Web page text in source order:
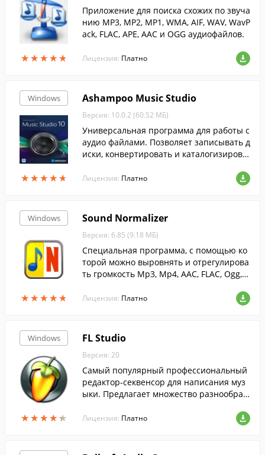
★★★★★
★★★★★
Приложение для поиска схожих по звуча
нию MP3, MP2, MP1, WMA, AIF, WAV, WavP
ack, FLAC, APE, AAC и OGG аудиофайлов.
Лицензия: Платно
Windows
★★★★★
★★★★★
Ashampoo Music Studio
Версия: 10.0.2 (60.52 МБ)
Универсальная программа для работы с
аудио файлами. Позволяет записывать д
иски, конвертировать и каталогизирова
Лицензия: Платно
Windows
★★★★★
★★★★★
Sound Normalizer
Версия: 6.85 (9.18 МБ)
Специальная программа, с помощью ко
торой можно выровнять и отрегулирова
ть громкость Mp3, Mp4, AAC, FLAC, Ogg, A
Лицензия: Платно
Windows
★★★★★
★★★★★
FL Studio
Версия: 20
Самый популярный профессиональный
редактор-секвенсор для написания муз
ыки. Предлагает множество разнообраз
ет выполнять широкий спектр задач....
Лицензия: Платно